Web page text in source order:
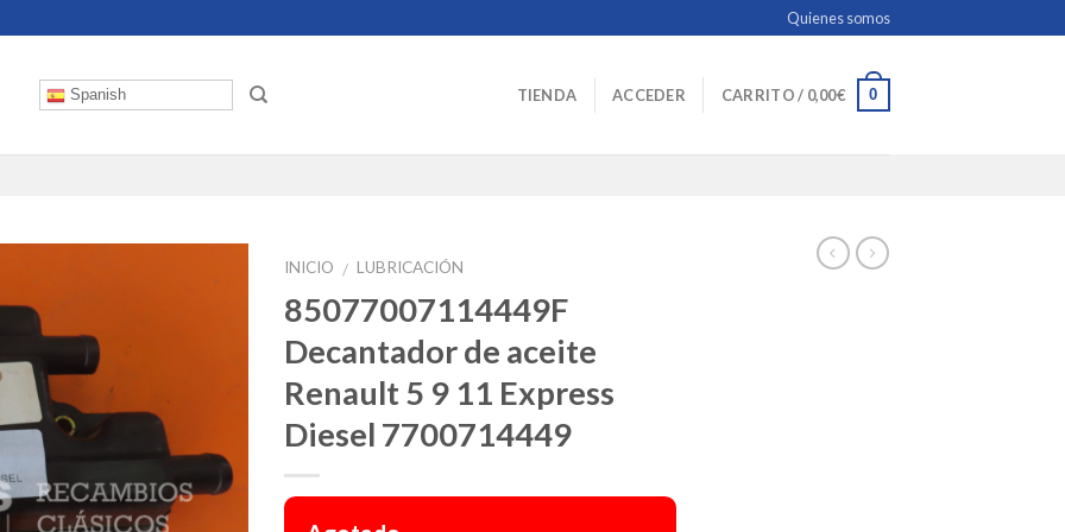
Quienes somos
Spanish TIENDA ACCEDER CARRITO / 0,00€ 0
INICIO / LUBRICACIÓN
85077007114449F
Decantador de aceite
Renault 5 9 11 Express
Diesel 7700714449